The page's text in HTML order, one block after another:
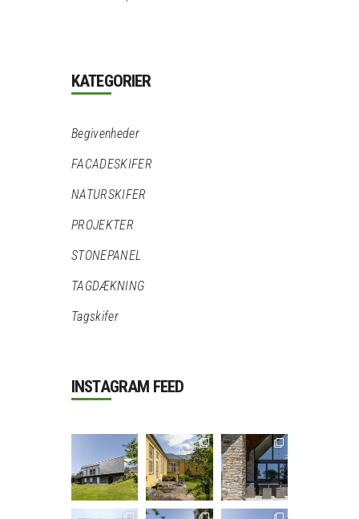
KATEGORIER
Begivenheder
FACADESKIFER
NATURSKIFER
PROJEKTER
STONEPANEL
TAGDÆKNING
Tagskifer
INSTAGRAM FEED